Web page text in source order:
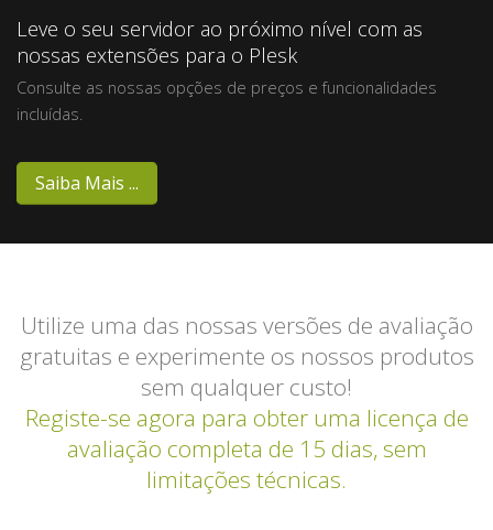
Sentinel
Anti-
malware
Version 3.00 Released! New Scan Engine, Bug
Leve o seu servidor ao próximo nível com as
nossas extensões para o Plesk
Consulte as nossas opções de preços e funcionalidades
incluídas.
Saiba Mais ...
Utilize uma das nossas versões de avaliação
gratuitas e experimente os nossos produtos
sem qualquer custo!
Registe-se agora para obter uma licença de
avaliação completa de 15 dias, sem
limitações técnicas.